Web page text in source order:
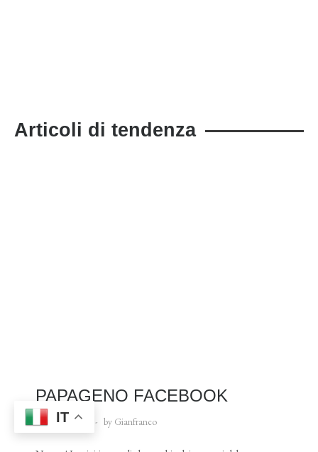
Articoli di tendenza
PAPAGENO FACEBOOK
21 Luglio 2009 by Gianfranco
IT